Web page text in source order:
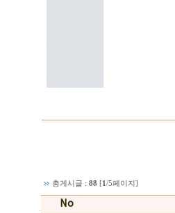
총게시글 :88 [1/5페이지]
No